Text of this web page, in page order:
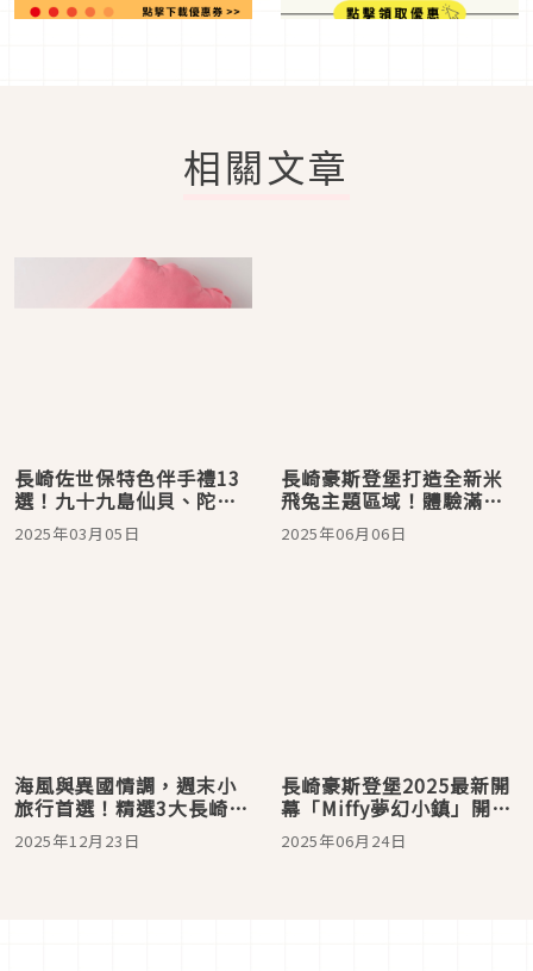
相關文章
長崎佐世保特色伴手禮13
選！九十九島仙貝、陀螺
工藝品與豪斯登堡限定的
鬱金香寶寶都超可愛
2025年03月05日
長崎豪斯登堡打造全新米
飛兔主題區域！體驗滿滿
米飛兔夢想世界
2025年06月06日
海風與異國情調，週末小
旅行首選！精選3大長崎市
必玩行程
2025年12月23日
長崎豪斯登堡2025最新開
幕「Miffy夢幻小鎮」開
箱！Miffy主題園區設施、
美食、遊玩攻略全公開
2025年06月24日